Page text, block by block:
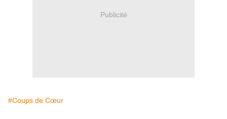
Publicité
#Coups de Cœur